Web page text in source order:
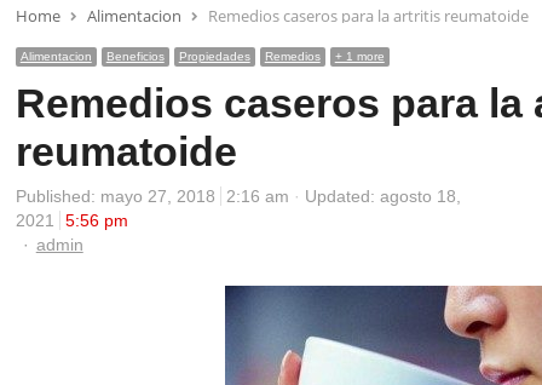
Home Alimentacion Remedios caseros para la artritis reumatoide
Alimentacion Beneficios Propiedades Remedios + 1 more
Remedios caseros para la
reumatoide
Published: mayo 27, 2018 2:16 am
Updated: agosto 18,
2021
5:56 pm
Author
admin